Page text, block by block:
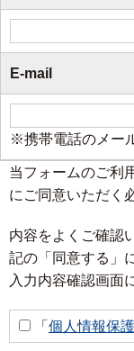
E-mail
※携帯電話のメー
当フォームのご利
にご同意いただく
内容をよくご確認
記の「同意する」
入力内容確認画面
「 個人情報保